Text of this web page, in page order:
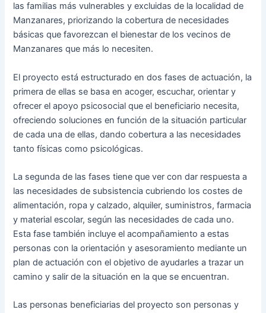
las familias más vulnerables y excluidas de la localidad de
Manzanares, priorizando la cobertura de necesidades
básicas que favorezcan el bienestar de los vecinos de
Manzanares que más lo necesiten.
El proyecto está estructurado en dos fases de actuación, la
primera de ellas se basa en acoger, escuchar, orientar y
ofrecer el apoyo psicosocial que el beneficiario necesita,
ofreciendo soluciones en función de la situación particular
de cada una de ellas, dando cobertura a las necesidades
tanto físicas como psicológicas.
La segunda de las fases tiene que ver con dar respuesta a
las necesidades de subsistencia cubriendo los costes de
alimentación, ropa y calzado, alquiler, suministros, farmacia
y material escolar, según las necesidades de cada uno.
Esta fase también incluye el acompañamiento a estas
personas con la orientación y asesoramiento mediante un
plan de actuación con el objetivo de ayudarles a trazar un
camino y salir de la situación en la que se encuentran.
Las personas beneficiarias del proyecto son personas y